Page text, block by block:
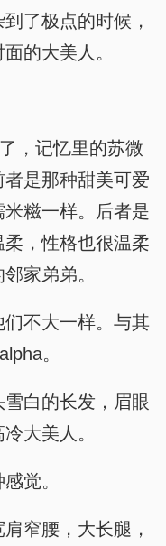
了极点的时候，
的大美人。
，记忆里的苏微
是那种甜美可爱
糍一样。后者是
，性格也很温柔
家弟弟。
不大一样。与其
。
白的长发，眉眼
大美人。
觉。
窄腰，大长腿，